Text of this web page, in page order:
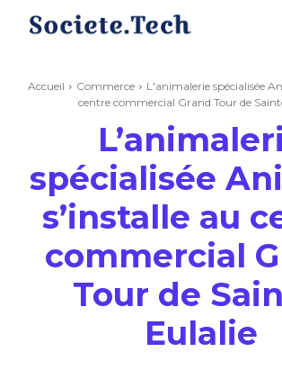
Accueil Commerce
L'animalerie spécialisée
centre commercial Grand Tour de
spécialisée
s’installe au
commercial
Tour de
Eulalie